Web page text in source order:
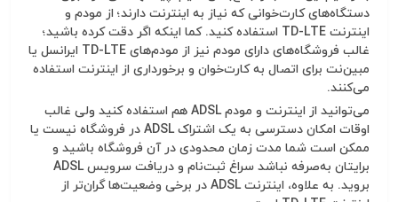
دستگاه‌های کارت‌خوانی که نیاز به اینترنت دارند؛ از مودم و
اینترنت TD-LTE استفاده کنید. کما اینکه اگر دقت کرده باشید؛
غالب فروشگاه‌های دارای مودم نیز از مودم‌های TD-LTE ایرانسل یا
مبین‌نت برای اتصال به کارت‌خوان و برخورداری از اینترنت استفاده
می‌کنند.
می‌توانید از اینترنت و مودم ADSL هم استفاده کنید ولی غالب
اوقات امکان دسترسی به یک اشتراک ADSL در فروشگاه نیست یا
ممکن است شما مدت زمان محدودی در آن فروشگاه باشید و
برایتان به‌صرفه نباشد سراغ ثبت‌نام و دریافت سرویس ADSL
بروید. به علاوه، اینترنت ADSL در برخی وضعیت‌ها گران‌تر از